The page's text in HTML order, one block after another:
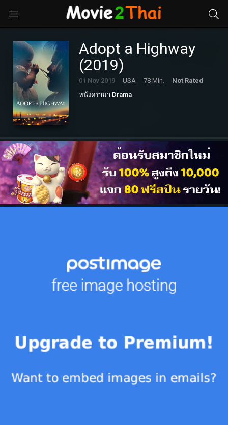
Adopt a Highway
(2019)
01 Nov 2019 USA 78 Min.
Not Rated
หนังดราม่า Drama